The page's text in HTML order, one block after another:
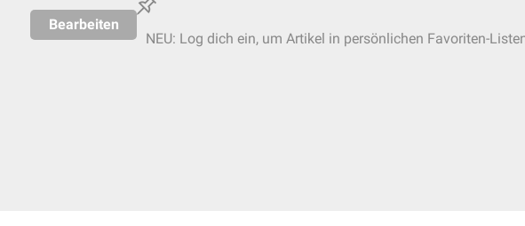
Bearbeiten
NEU: Log dich ein, um Artikel in persönlichen Favoriten-